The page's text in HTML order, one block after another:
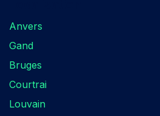
Anvers
Gand
Bruges
Courtrai
Louvain